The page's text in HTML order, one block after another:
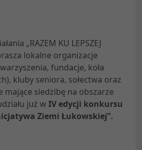
„RAZEM KU LEPSZEJ
lokalne organizacje
fundacje, koła
kluby seniora, sołectwa oraz
siedzibę na obszarze
już w IV edycji konkursu
Ziemi Łukowskiej”.